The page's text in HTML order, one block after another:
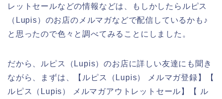
レットセールなどの情報などは、もしかしたらルピス
（Lupis）のお店のメルマガなどで配信しているかも♪
と思ったので色々と調べてみることにしました。
だから、ルピス（Lupis）のお店に詳しい友達にも聞き
ながら、まずは、【ルピス（Lupis） メルマガ登録】【
ルピス（Lupis） メルマガアウトレットセール】【 ル